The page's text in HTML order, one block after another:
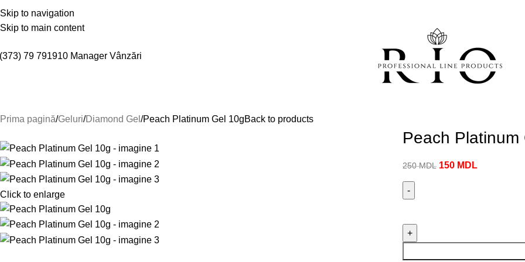
Skip to navigation
Skip to main content
Noi Confidențialitate
79 791910 Manager Vânzări
Prima pagină Geluri Diamond Gel Peach Platinum Gel 10gBack to products
Click to enlarge
Peach Platinum
250MDL 150 MDL